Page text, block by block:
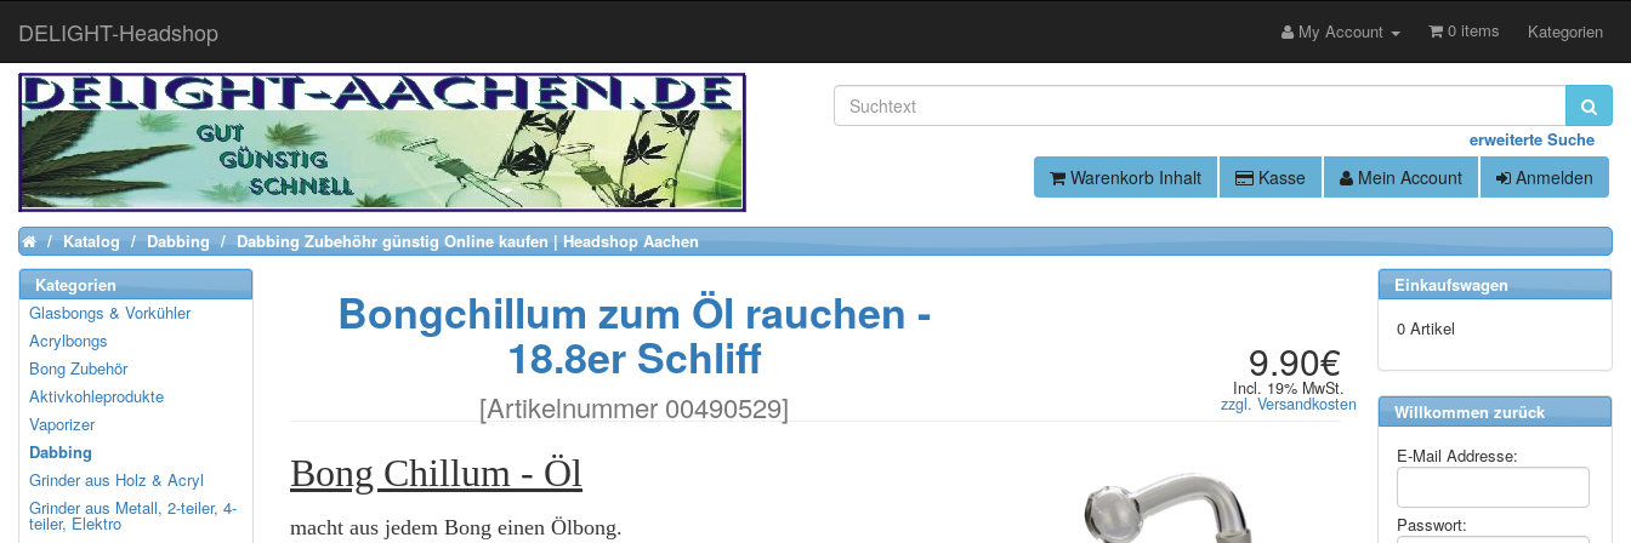
erweiterte Suche
Warenkorb Inhalt Kasse Mein Account Anmelden
HomeKatalog Dabbing Dabbing Zubehöhr günstig Online kaufen | Headshop Aachen
Bongchillum zum Öl rauchen -
18.8er Schliff
[Artikelnummer 00490529]
9.90€
Incl. 19% MwSt.
zzgl. Versandkosten
Bong Chillum - Öl
macht aus jedem Bong einen Ölbong.
Kategorien
Glasbongs & Vorkühler
Acrylbongs
Bong Zubehör
Aktivkohleprodukte
Vaporizer
Dabbing
Grinder aus Holz & Acryl
Grinder aus Metall, 2-teiler, 4-
teiler, Elektro
Einkaufswagen
0 Artikel
Willkommen zurück
E-Mail Addresse:
Passwort:
DELIGHT-Headshop My Account 0 items Kategorien